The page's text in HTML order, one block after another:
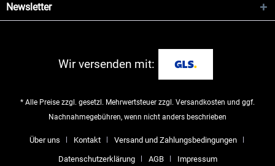
Newsletter
Wir versenden mit:
* Alle Preise zzgl. gesetzl. Mehrwertsteuer zzgl. Versandkosten und ggf.
Nachnahmegebühren, wenn nicht anders beschrieben
Über uns Kontakt Versand und Zahlungsbedingungen
Datenschutzerklärung AGB Impressum